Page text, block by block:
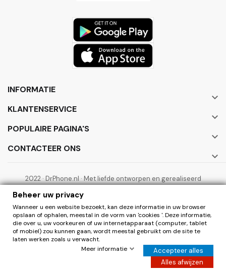
INFORMATIE

KLANTENSERVICE

POPULAIRE PAGINA'S

CONTACTEER ONS

2022 · DrPhone.nl · Met liefde ontworpen en gerealiseerd
0
Beheer uw privacy
Wanneer u een website bezoekt, kan deze informatie in uw browser
opslaan of ophalen, meestal in de vorm van 'cookies '. Deze informatie,
die over u, uw voorkeuren of uw internetapparaat (computer, tablet
of mobiel) zou kunnen gaan, wordt meestal gebruikt om de site te
laten werken zoals u verwacht.
Meer informatie
Accepteer alles
Alles afwijzen